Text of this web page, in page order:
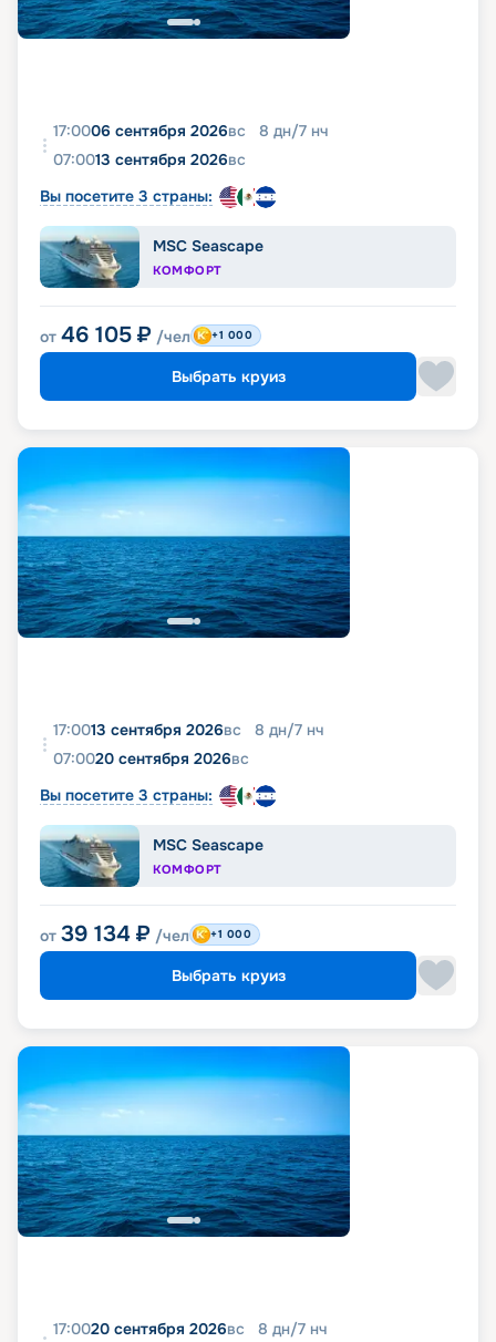
17:0006 сентября 2026вс 8 дн/7 нч
07:0013 сентября 2026вс
Вы посетите 3 страны:
MSC Seascape
КОМФОРТ
от 46 105 ₽ /чел +1 000
Выбрать круиз
17:0013 сентября 2026вс 8 дн/7 нч
07:0020 сентября 2026вс
Вы посетите 3 страны:
MSC Seascape
КОМФОРТ
от 39 134 ₽ /чел +1 000
Выбрать круиз
17:0020 сентября 2026вс 8 дн/7 нч